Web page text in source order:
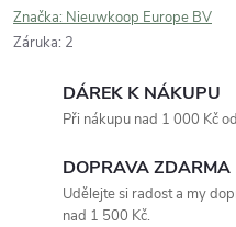
Značka: Nieuwkoop Europe BV
Záruka: 2
DÁREK K NÁKUPU
Při nákupu nad 1 000 Kč
DOPRAVA ZDARMA
Udělejte si radost a my
nad 1 500 Kč.